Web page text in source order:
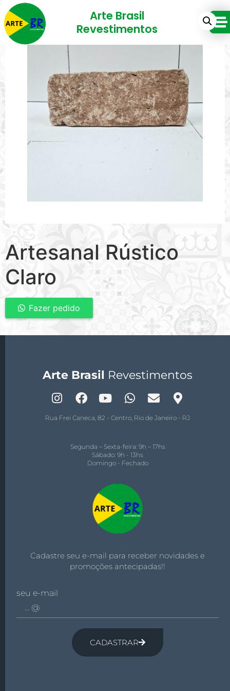
Arte Brasil
Revestimentos
Artesanal Rústico
Claro
Fazer pedido
Arte Brasil Revestimentos
Rua Frei Caneca, 82 - Centro, Rio de Janeiro - RJ
Segunda – Sexta-feira: 9h – 17hs
Sábado: 9h - 13hs
Domingo - Fechado
Cadastre seu e-mail para receber novidades e
promoções antecipadas!!
seu e-mail
CADASTRAR